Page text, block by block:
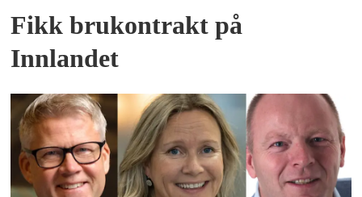
Fikk brukontrakt på
Innlandet